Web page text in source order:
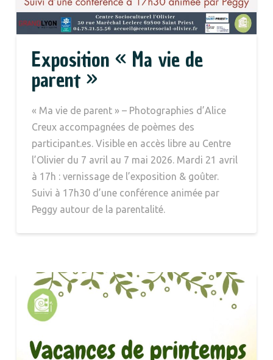
Exposition « Ma vie de
parent »
« Ma vie de parent » – Photographies d’Alice
Creux accompagnées de poèmes des
participant.es. Visible en accès libre au Centre
l’Olivier du 7 avril au 7 mai 2026. Mardi 21 avril
à 17h : vernissage de l’exposition & goûter.
Suivi à 17h30 d’une conférence animée par
Peggy autour de la parentalité.